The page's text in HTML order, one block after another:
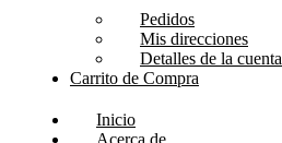
Pedidos
Mis direcciones
Detalles de la cuenta
Carrito de Compra
Inicio
Acerca de